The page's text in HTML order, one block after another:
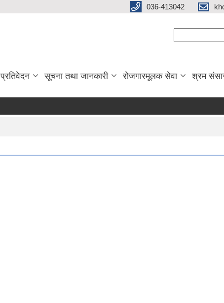
036-413042
प्रतिवेदन सूचना तथा जानकारी रोजगारमूलक सेवा श्रम